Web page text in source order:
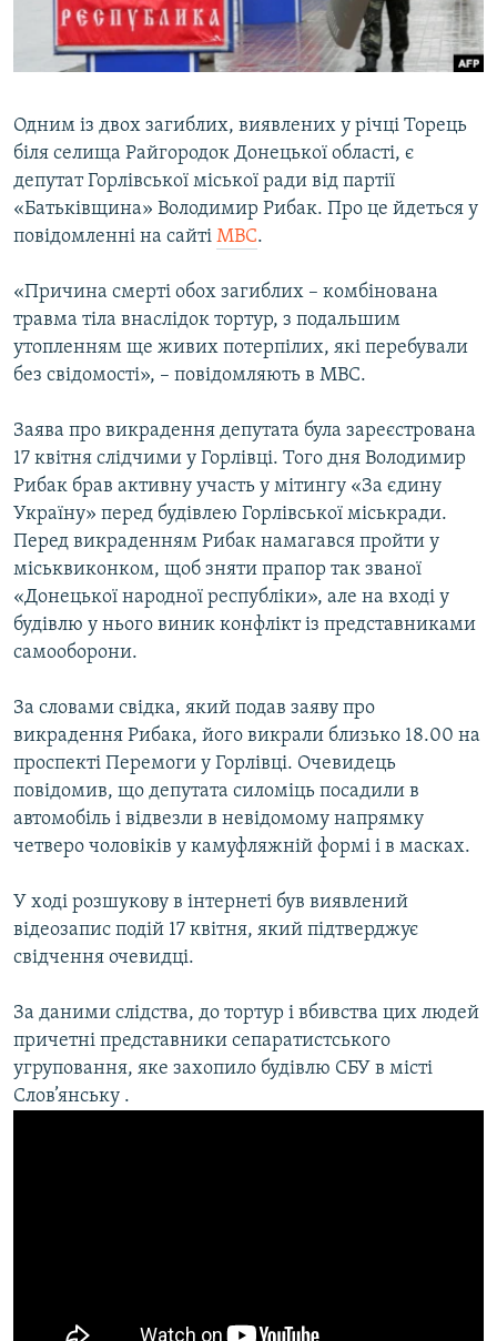
ВІДЕОУРОКИ «ELIFBE»
СВІДЧЕННЯ ОКУПАЦІЇ
Русский
Qırımtatar
ДОЛУЧАЙСЯ!
Усі сайти RFE/RL
Одним із двох загиблих, виявлених у річці Торець
біля селища Райгородок Донецької області, є
депутат Горлівської міської ради від партії
«Батьківщина» Володимир Рибак. Про це йдеться у
повідомленні на сайті МВС.
«Причина смерті обох загиблих – комбінована
травма тіла внаслідок тортур, з подальшим
утопленням ще живих потерпілих, які перебували
без свідомості», – повідомляють в МВС.
Заява про викрадення депутата була зареєстрована
17 квітня слідчими у Горлівці. Того дня Володимир
Рибак брав активну участь у мітингу «За єдину
Україну» перед будівлею Горлівської міськради.
Перед викраденням Рибак намагався пройти у
міськвиконком, щоб зняти прапор так званої
«Донецької народної республіки», але на вході у
будівлю у нього виник конфлікт із представниками
самооборони.
За словами свідка, який подав заяву про
викрадення Рибака, його викрали близько 18.00 на
проспекті Перемоги у Горлівці. Очевидець
повідомив, що депутата силоміць посадили в
автомобіль і відвезли в невідомому напрямку
четверо чоловіків у камуфляжній формі і в масках.
У ході розшукову в інтернеті був виявлений
відеозапис подій 17 квітня, який підтверджує
свідчення очевидці.
За даними слідства, до тортур і вбивства цих людей
причетні представники сепаратистського
угруповання, яке захопило будівлю СБУ в місті
Слов’янську .